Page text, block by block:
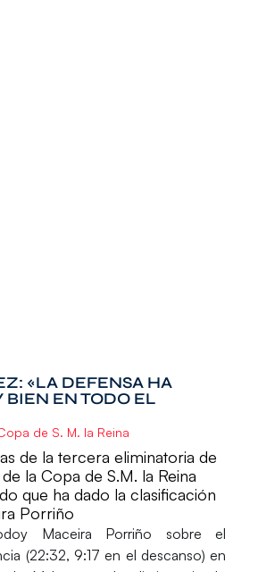
«LA DEFENSA HA
BIEN EN TODO EL
de S. M. la Reina
de la tercera eliminatoria de
la Copa de S.M. la Reina
que ha dado la clasificación
Porriño
Maceira Porriño sobre el
(22:32, 9:17 en el descanso) en